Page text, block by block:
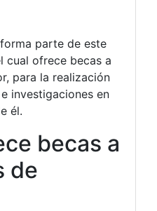
parte de este
cual ofrece becas a
para la realización
investigaciones en
él.
becas a
de